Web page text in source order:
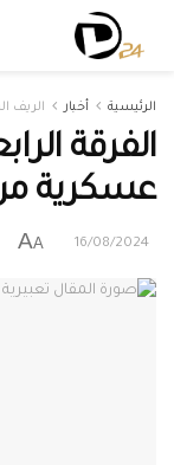
الرئيسية أخبار الريف
الفرقة
عسكرية
16/08/2024
A
A